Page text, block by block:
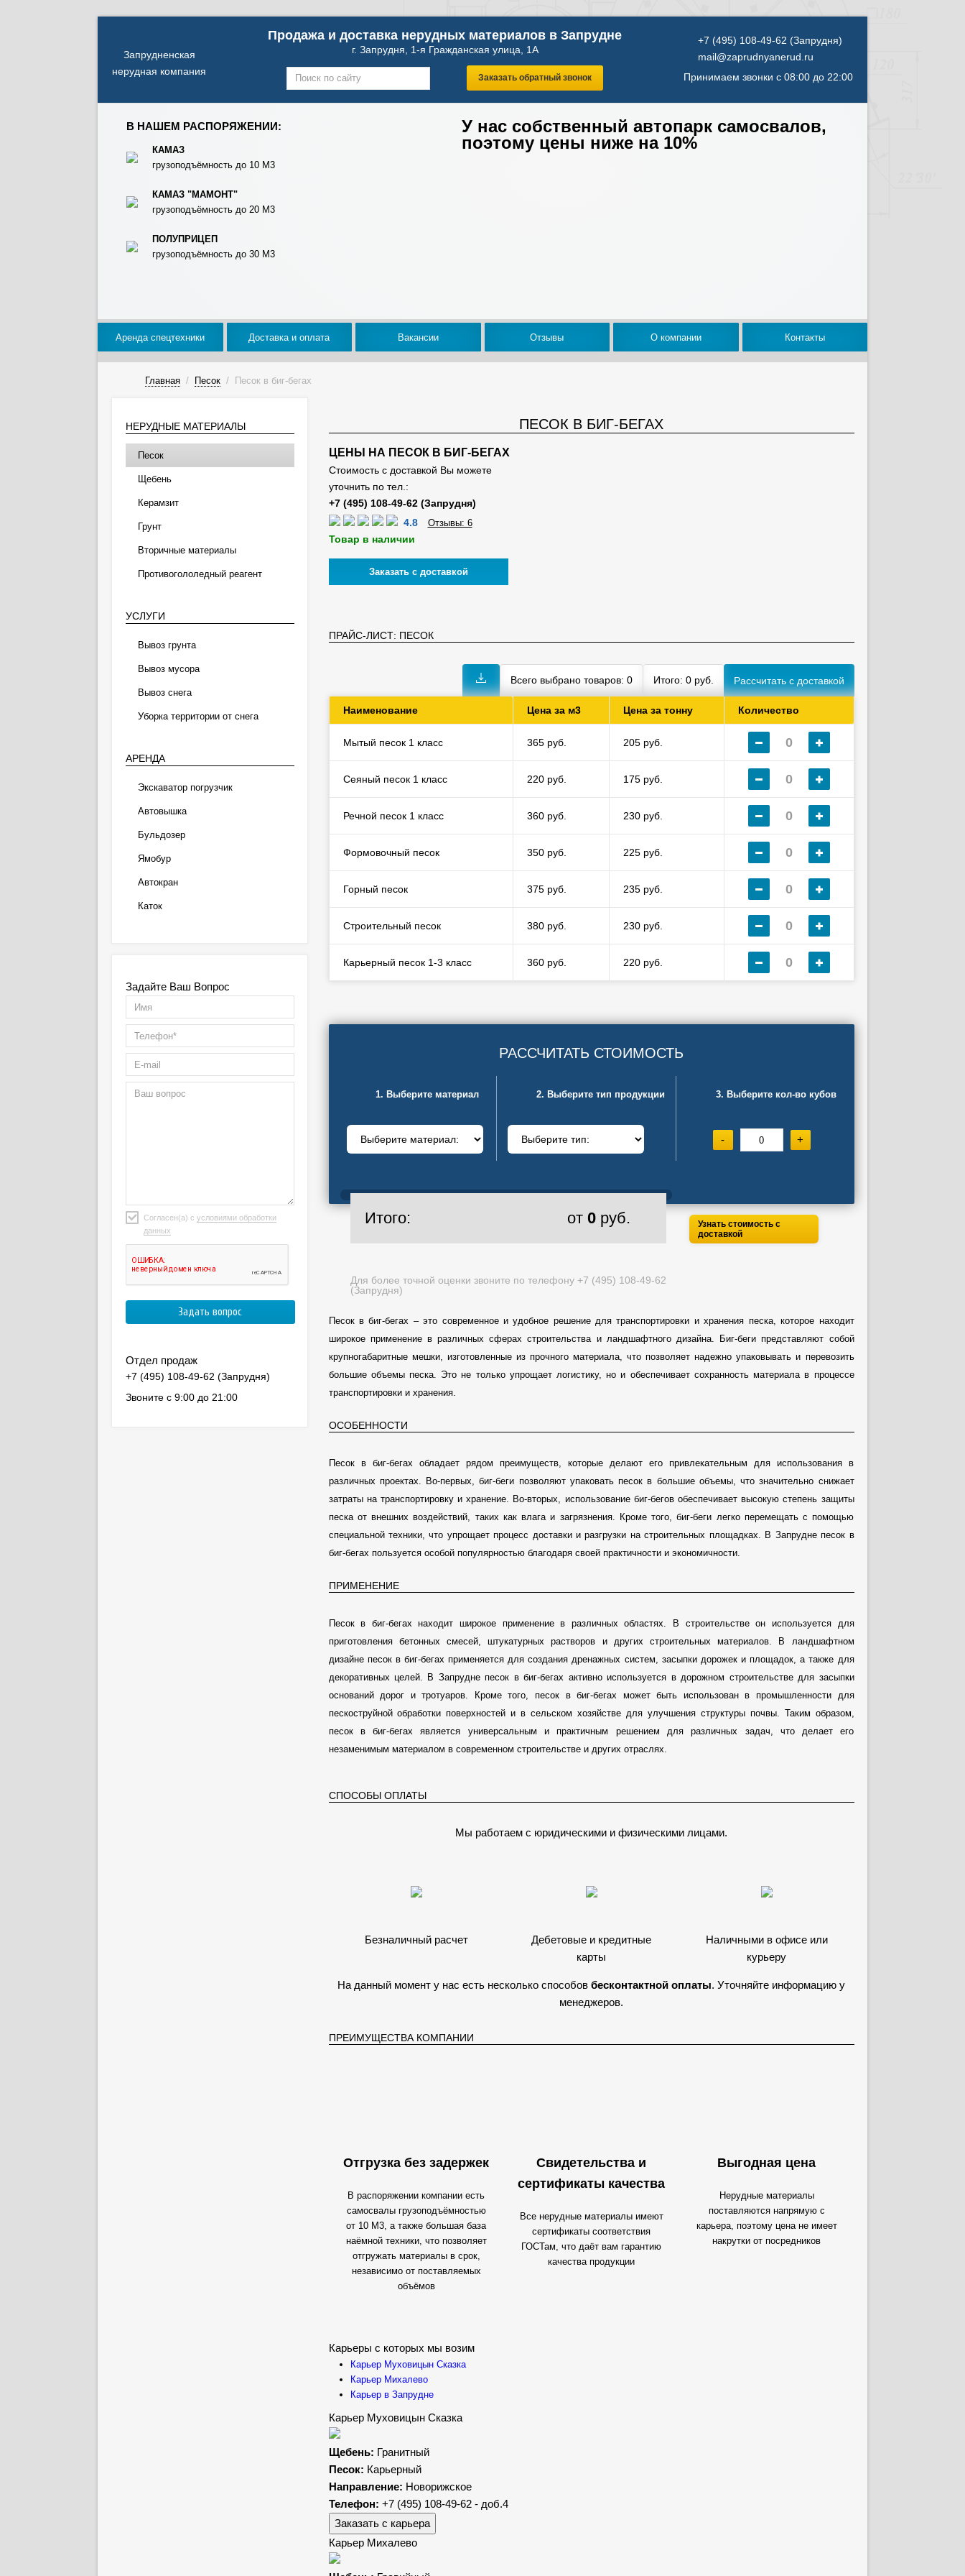
Запрудненская
нерудная компания
Продажа и доставка нерудных материалов в Запрудне
г. Запрудня, 1-я Гражданская улица, 1А
Заказать обратный звонок
mail@zaprudnyanerud.ru
Принимаем звонки с 08:00 до 22:00
В НАШЕМ РАСПОРЯЖЕНИИ:
КАМАЗ
грузоподъёмность до 10 М3
КАМАЗ "МАМОНТ"
грузоподъёмность до 20 М3
ПОЛУПРИЦЕП
грузоподъёмность до 30 М3
У нас собственный автопарк самосвалов,
поэтому цены ниже на 10%
Аренда спецтехники Доставка и оплата Вакансии Отзывы О компании Контакты
Главная / Песок / Песок в биг-бегах
ПЕСОК В БИГ-БЕГАХ
ЦЕНЫ НА ПЕСОК В БИГ-БЕГАХ
Стоимость с доставкой Вы можете
уточнить по тел.:
4.8 Отзывы: 6
Товар в наличии
Заказать с доставкой
ПРАЙС-ЛИСТ: ПЕСОК
Всего выбрано товаров: 0 Итого: 0руб.
Наименование Цена за м3 Цена за тонну Количество
Мытый песок 1 класс 365 руб. 205 руб.
Сеяный песок 1 класс 220 руб. 175 руб.
Речной песок 1 класс 360 руб. 230 руб.
Формовочный песок 350 руб. 225 руб.
Горный песок 375 руб. 235 руб.
Строительный песок 380 руб. 230 руб.
Карьерный песок 1-3 класс 360 руб. 220 руб.
РАССЧИТАТЬ СТОИМОСТЬ
1. Выберите материал 2. Выберите тип продукции 3. Выберите кол-во кубов
- +
Итого: от 0руб.
Узнать стоимость с
доставкой
Песок в биг-бегах – это современное и удобное решение для транспортировки и хранения песка, которое находит
широкое применение в различных сферах строительства и ландшафтного дизайна. Биг-беги представляют собой
крупногабаритные мешки, изготовленные из прочного материала, что позволяет надежно упаковывать и перевозить
большие объемы песка. Это не только упрощает логистику, но и обеспечивает сохранность материала в процессе
транспортировки и хранения.
ОСОБЕННОСТИ
Песок в биг-бегах обладает рядом преимуществ, которые делают его привлекательным для использования в
различных проектах. Во-первых, биг-беги позволяют упаковать песок в большие объемы, что значительно снижает
затраты на транспортировку и хранение. Во-вторых, использование биг-бегов обеспечивает высокую степень защиты
песка от внешних воздействий, таких как влага и загрязнения. Кроме того, биг-беги легко перемещать с помощью
специальной техники, что упрощает процесс доставки и разгрузки на строительных площадках. В Запрудне песок в
биг-бегах пользуется особой популярностью благодаря своей практичности и экономичности.
ПРИМЕНЕНИЕ
Песок в биг-бегах находит широкое применение в различных областях. В строительстве он используется для
приготовления бетонных смесей, штукатурных растворов и других строительных материалов. В ландшафтном
дизайне песок в биг-бегах применяется для создания дренажных систем, засыпки дорожек и площадок, а также для
декоративных целей. В Запрудне песок в биг-бегах активно используется в дорожном строительстве для засыпки
оснований дорог и тротуаров. Кроме того, песок в биг-бегах может быть использован в промышленности для
пескоструйной обработки поверхностей и в сельском хозяйстве для улучшения структуры почвы. Таким образом,
песок в биг-бегах является универсальным и практичным решением для различных задач, что делает его
незаменимым материалом в современном строительстве и других отраслях.
СПОСОБЫ ОПЛАТЫ
Мы работаем с юридическими и физическими лицами.
Безналичный расчет
Дебетовые и кредитные
карты
Наличными в офисе или
курьеру
На данный момент у нас есть несколько способов бесконтактной оплаты. Уточняйте информацию у
менеджеров.
ПРЕИМУЩЕСТВА КОМПАНИИ
Отгрузка без задержек
В распоряжении компании есть
самосвалы грузоподъёмностью
от 10 М3, а также большая база
наёмной техники, что позволяет
отгружать материалы в срок,
независимо от поставляемых
объёмов
Свидетельства и
сертификаты качества
Все нерудные материалы имеют
сертификаты соответствия
ГОСТам, что даёт вам гарантию
качества продукции
Выгодная цена
Нерудные материалы
поставляются напрямую с
карьера, поэтому цена не имеет
накрутки от посредников
Карьеры с которых мы возим
Карьер Муховицын Сказка
Карьер Михалево
Карьер в Запрудне
Карьер Муховицын Сказка
Щебень: Гранитный
Песок: Карьерный
Направление: Новорижское
Телефон: +7 (495) 108-49-62 - доб.4
Заказать с карьера
Карьер Михалево
НЕРУДНЫЕ МАТЕРИАЛЫ
Песок
Щебень
Керамзит
Грунт
Вторичные материалы
Противогололедный реагент
УСЛУГИ
Вывоз грунта
Вывоз мусора
Вывоз снега
Уборка территории от снега
АРЕНДА
Экскаватор погрузчик
Автовышка
Бульдозер
Ямобур
Автокран
Каток
Задайте Ваш Вопрос
Согласен(а) с условиями обработки
данных
Отдел продаж
Звоните с 9:00 до 21:00